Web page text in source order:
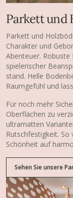
Parkett und
Parkett und
Charakter und
Abenteuer.
spielerischer
stand. Helle
Raumgefühl und
Für noch mehr
Oberflächen zu
ultramatten
Rutschfestigkeit.
Schönheit auf
Sehen Sie unsere